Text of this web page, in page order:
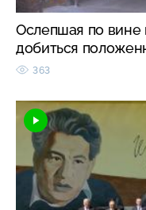
Ослепшая по вине
добиться
363